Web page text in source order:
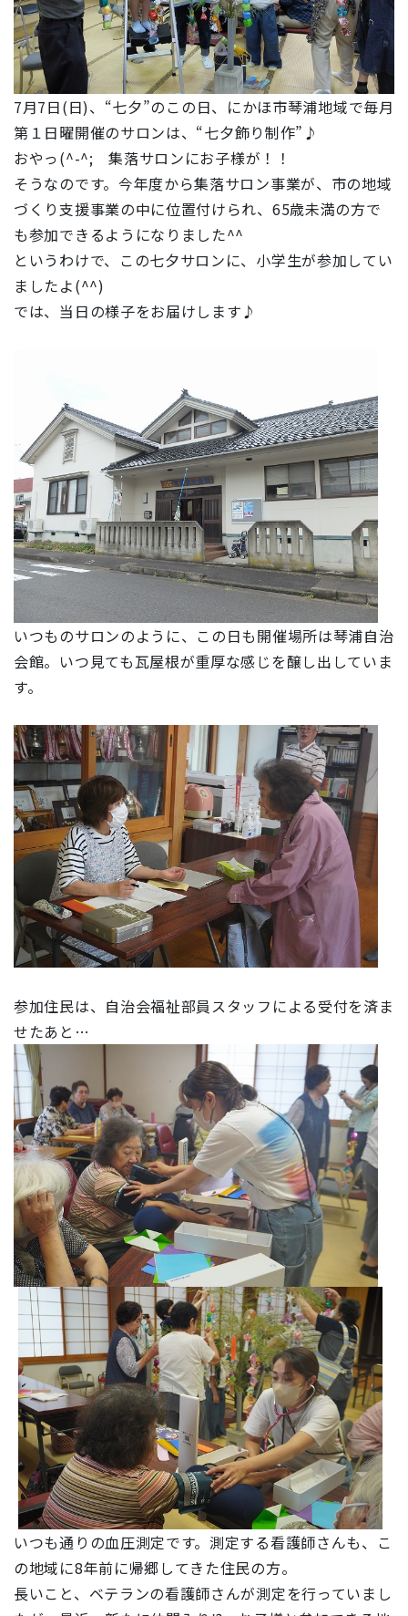
7月7日(日)、“七夕”のこの日、にかほ市琴浦地域で毎月
第１日曜開催のサロンは、“七夕飾り制作”♪
おやっ(^-^; 集落サロンにお子様が！！
そうなのです。今年度から集落サロン事業が、市の地域
づくり支援事業の中に位置付けられ、65歳未満の方で
も参加できるようになりました^^
というわけで、この七夕サロンに、小学生が参加してい
ましたよ(^^)
では、当日の様子をお届けします♪
いつものサロンのように、この日も開催場所は琴浦自治
会館。いつ見ても瓦屋根が重厚な感じを醸し出していま
す。
参加住民は、自治会福祉部員スタッフによる受付を済ま
せたあと…
いつも通りの血圧測定です。測定する看護師さんも、こ
の地域に8年前に帰郷してきた住民の方。
長いこと、ベテランの看護師さんが測定を行っていまし